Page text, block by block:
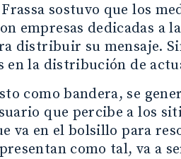
sostuvo que los
empresas dedicadas a
distribuir su mensaje.
en la distribución de
como bandera, se
que percibe a los
va en el bolsillo para
como tal, va a